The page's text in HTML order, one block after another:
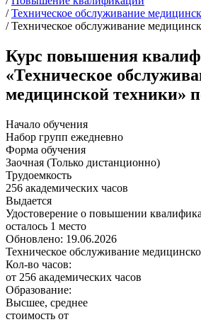
/ Техническое обслуживание
/ Техническое обслуживание
Курс повышения
«Техническое
медицинской техники»
Начало обучения
Набор групп ежедневно
Форма обучения
Заочная (Только дистанционно)
Трудоемкость
256 академических часов
Выдается
Удостоверение о повышении
осталось 1 место
Обновлено: 19.06.2026
Техническое обслуживание
Кол-во часов:
от 256 академических часов
Образование:
Высшее, среднее
стоимость от